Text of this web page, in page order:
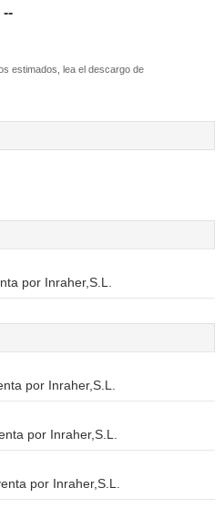
--
estimados, lea el descargo de
por Inraher,S.L.
por Inraher,S.L.
por Inraher,S.L.
por Inraher,S.L.